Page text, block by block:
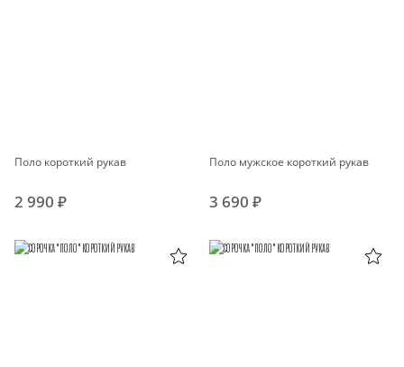
Поло короткий рукав
2 990 ₽
Поло мужское короткий рукав
3 690 ₽